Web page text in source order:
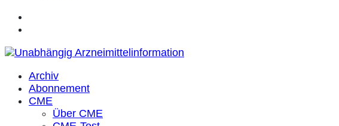
Archiv
Abonnement
CME
Über CME